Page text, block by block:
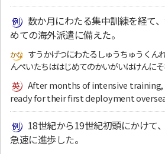
数か月にわたる集中訓練を経て
めての海外派遣に備えた。
すうかげつにわたるしゅうちゅうくん
んぺいたちははじめてのかいがいはけんにそ
After months of intensive
ready for their first deployment
18世紀から19世紀初頭にかけて
急速に進歩した。